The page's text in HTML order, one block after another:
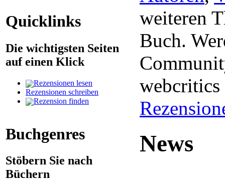
Quicklinks
Die wichtigsten Seiten
auf einen Klick
Rezensionen lesen
Rezensionen schreiben
Rezension finden
Buchgenres
Stöbern Sie nach
Büchern
weiteren
Buch.
News